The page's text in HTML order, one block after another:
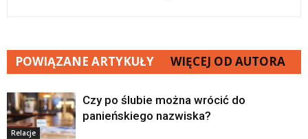
POWIĄZANE ARTYKUŁY WIĘCEJ OD AUTORA
Relacje
Czy po ślubie można wrócić do
panieńskiego nazwiska?